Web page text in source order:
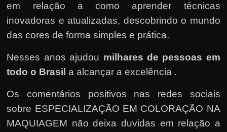
em relação a como aprender técnicas
inovadoras e atualizadas, descobrindo o mundo
das cores de forma simples e prática.
Nesses anos ajudou milhares de pessoas em
todo o Brasil a alcançar a excelência .
Os comentários positivos nas redes sociais
sobre ESPECIALIZAÇÃO EM COLORAÇÃO NA
MAQUIAGEM não deixa duvidas em relação a